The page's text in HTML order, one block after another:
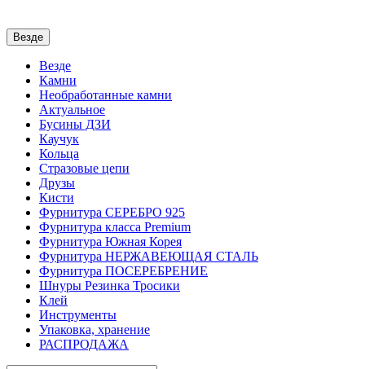
Везде
Везде
Камни
Необработанные камни
Актуальное
Бусины ДЗИ
Каучук
Кольца
Стразовые цепи
Друзы
Кисти
Фурнитура СЕРЕБРО 925
Фурнитура класса Premium
Фурнитура Южная Корея
Фурнитура НЕРЖАВЕЮЩАЯ СТАЛЬ
Фурнитура ПОСЕРЕБРЕНИЕ
Шнуры Резинка Тросики
Клей
Инструменты
Упаковка, хранение
РАСПРОДАЖА